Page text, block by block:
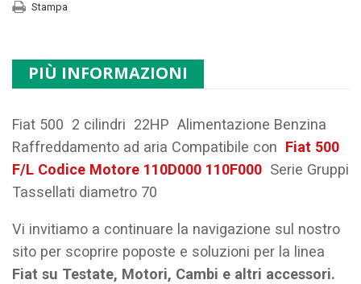
Stampa
PIÙ INFORMAZIONI
Fiat 500 2 cilindri 22HP Alimentazione Benzina
Raffreddamento ad aria Compatibile con Fiat 500
F/L Codice Motore 110D000 110F000 Serie Gruppi
Tassellati diametro 70
Vi invitiamo a continuare la navigazione sul nostro
sito per scoprire poposte e soluzioni per la linea
Fiat su Testate, Motori, Cambi e altri accessori.